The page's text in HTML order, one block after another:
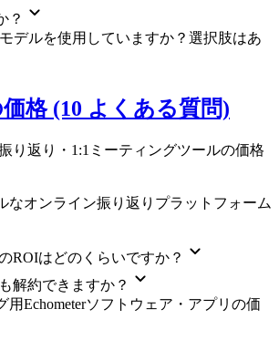
？
デルを使用していますか？選択肢はあ
格 (10 よくある質問)
り返り・1:1ミーティングツールの価格
なオンライン振り返りプラットフォーム
ROIはどのくらいですか？
解約できますか？
用Echometerソフトウェア・アプリの価